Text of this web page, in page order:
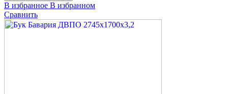
В избранное В избранном
Сравнить